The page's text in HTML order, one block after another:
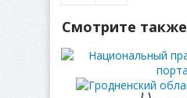
Смотрите также